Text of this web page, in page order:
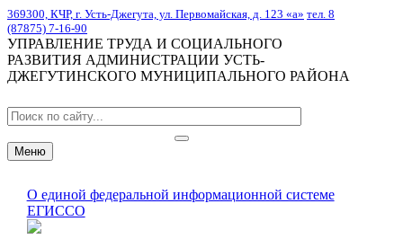
369300, КЧР, г. Усть-Джегута, ул. Первомайская, д. 123 «а» тел. 8
(87875) 7-16-90
УПРАВЛЕНИЕ ТРУДА И СОЦИАЛЬНОГО
РАЗВИТИЯ АДМИНИСТРАЦИИ УСТЬ-
ДЖЕГУТИНСКОГО МУНИЦИПАЛЬНОГО РАЙОНА
Меню
О единой федеральной информационной системе
ЕГИССО